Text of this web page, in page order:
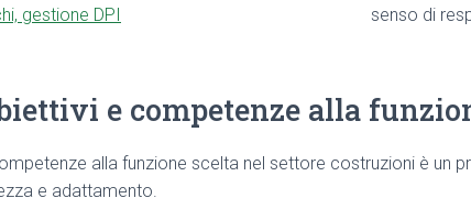
gestione DPI
senso di
e competenze alla
alla funzione scelta nel settore costruzioni è un
e adattamento.